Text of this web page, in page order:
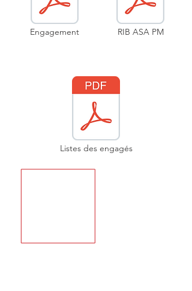
Engagement RIB ASA PM
Listes des engagés